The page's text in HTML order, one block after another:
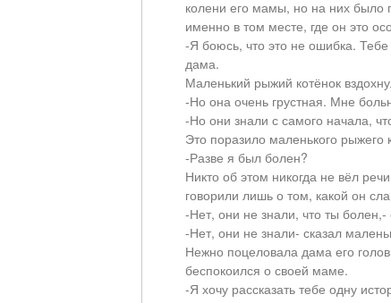
колени его мамы, но на них было
именно в том месте, где он это
-Я боюсь, что это не ошибка. Тебе
дама.
Маленький рыжий котёнок
-Но она очень грустная. Мне
-Но они знали с самого начала,
Это поразило маленького рыжего
-Разве я был болен?
Никто об этом никогда не вёл
говорили лишь о том, какой он
-Нет, они не знали, что ты
-Нет, они не знали- сказал
Нежно поцеловала дама его
беспокоился о своей маме.
-Я хочу рассказать тебе одну